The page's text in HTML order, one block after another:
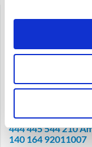
Duty Vet patroon
444 445 544 210
140 164 92011007